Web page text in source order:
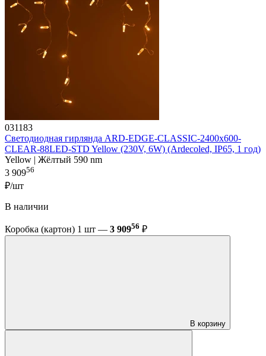
031183
Светодиодная гирлянда ARD-EDGE-CLASSIC-2400x600-
CLEAR-88LED-STD Yellow (230V, 6W) (Ardecoled, IP65, 1 год)
Yellow | Жёлтый 590 nm
3 90956
₽/шт
В наличии
Коробка (картон) 1 шт — 3 90956 ₽
В корзину